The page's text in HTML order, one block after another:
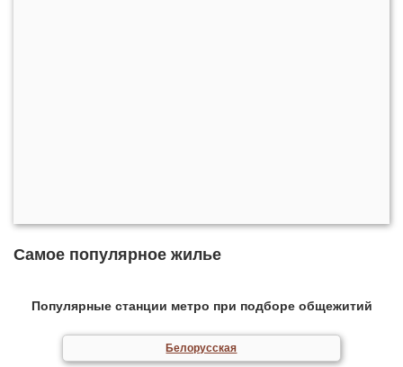
Самое популярное жилье
Популярные станции метро при подборе общежитий
Белорусская